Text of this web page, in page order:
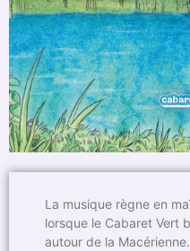
La musique règne en
lorsque le Cabaret Vert
autour de la